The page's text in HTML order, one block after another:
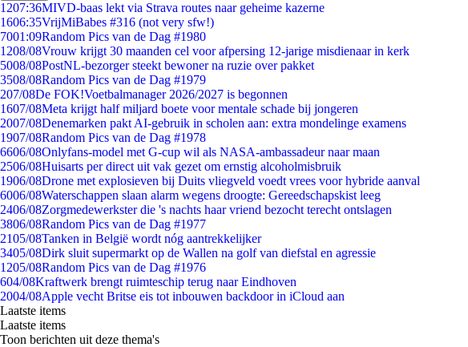
1207:36MIVD-baas lekt via Strava routes naar geheime kazerne
1606:35VrijMiBabes #316 (not very sfw!)
7001:09Random Pics van de Dag #1980
1208/08Vrouw krijgt 30 maanden cel voor afpersing 12-jarige misdienaar in kerk
5008/08PostNL-bezorger steekt bewoner na ruzie over pakket
3508/08Random Pics van de Dag #1979
207/08De FOK!Voetbalmanager 2026/2027 is begonnen
1607/08Meta krijgt half miljard boete voor mentale schade bij jongeren
2007/08Denemarken pakt AI-gebruik in scholen aan: extra mondelinge examens
1907/08Random Pics van de Dag #1978
6606/08Onlyfans-model met G-cup wil als NASA-ambassadeur naar maan
2506/08Huisarts per direct uit vak gezet om ernstig alcoholmisbruik
1906/08Drone met explosieven bij Duits vliegveld voedt vrees voor hybride aanval
6006/08Waterschappen slaan alarm wegens droogte: Gereedschapskist leeg
2406/08Zorgmedewerkster die 's nachts haar vriend bezocht terecht ontslagen
3806/08Random Pics van de Dag #1977
2105/08Tanken in België wordt nóg aantrekkelijker
3405/08Dirk sluit supermarkt op de Wallen na golf van diefstal en agressie
1205/08Random Pics van de Dag #1976
604/08Kraftwerk brengt ruimteschip terug naar Eindhoven
2004/08Apple vecht Britse eis tot inbouwen backdoor in iCloud aan
Laatste items
Laatste items
Toon berichten uit deze thema's